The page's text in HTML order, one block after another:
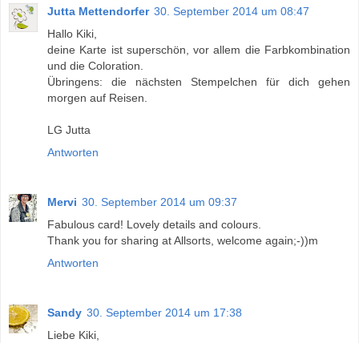
Jutta Mettendorfer 30. September 2014 um 08:47
Hallo Kiki,
deine Karte ist superschön, vor allem die Farbkombination
und die Coloration.
Übringens: die nächsten Stempelchen für dich gehen
morgen auf Reisen.
LG Jutta
Antworten
Mervi 30. September 2014 um 09:37
Fabulous card! Lovely details and colours.
Thank you for sharing at Allsorts, welcome again;-))m
Antworten
Sandy 30. September 2014 um 17:38
Liebe Kiki,